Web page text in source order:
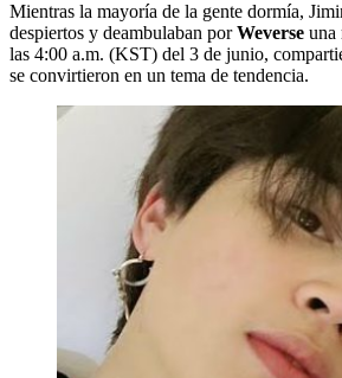
Mientras la mayoría de la gente dormía,
despiertos y deambulaban porWeverse una
las 4:00 a.m. (KST) del 3 de junio,
se convirtieron en un tema de tendencia.